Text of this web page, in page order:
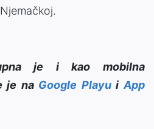
je i kao mobilna
je na Google PlayuiApp